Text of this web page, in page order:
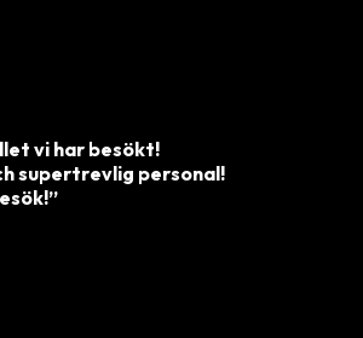
vi har besökt!
supertrevlig personal!